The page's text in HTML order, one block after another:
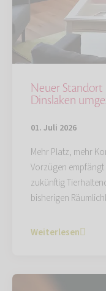
Neuer Standort
Dinslaken
01. Juli 2026
Mehr Platz, mehr
Vorzügen
zukünftig
bisherigen
Weiterlesen